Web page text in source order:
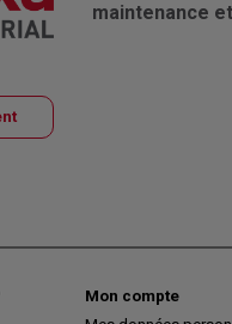
maintenance
Mon compte